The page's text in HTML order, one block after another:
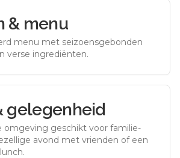
& menu
menu met seizoensgebonden
verse ingrediënten.
gelegenheid
omgeving geschikt voor familie-
avond met vrienden of een